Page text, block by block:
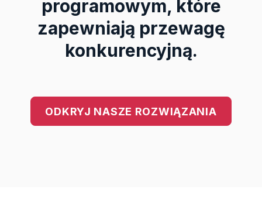
programowym, które
zapewniają przewagę
konkurencyjną.
ODKRYJ NASZE ROZWIĄZANIA